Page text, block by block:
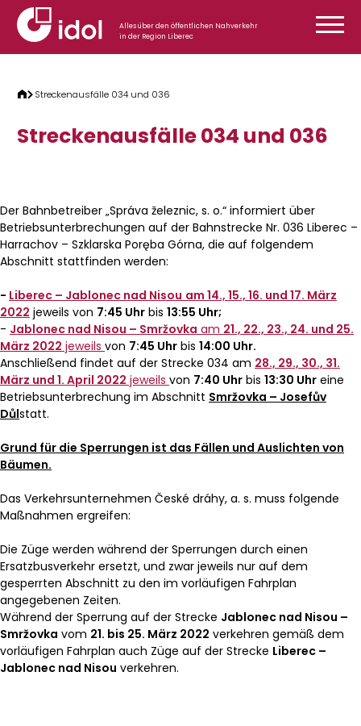
Zum Inhalt springen
Alles über den öffentlichen Nahverkehr
in der Region Liberec
Streckenausfälle 034 und 036
Streckenausfälle 034 und 036
Der Bahnbetreiber „Správa železnic, s. o.“ informiert über
Betriebsunterbrechungen auf der Bahnstrecke Nr. 036 Liberec –
Harrachov – Szklarska Poręba Górna, die auf folgendem
Abschnitt stattfinden werden:
- Liberec – Jablonec nad Nisou am 14., 15., 16. und 17. März
2022 jeweils von 7:45 Uhr bis 13:55 Uhr;
- Jablonec nad Nisou – Smržovka am 21., 22., 23., 24. und 25.
März 2022 jeweils von 7:45 Uhr bis 14:00 Uhr.
Anschließend findet auf der Strecke 034 am 28., 29., 30., 31.
März und 1. April 2022 jeweils von 7:40 Uhr bis 13:30 Uhr eine
Betriebsunterbrechung im Abschnitt Smržovka – Josefův
Důlstatt.
Grund für die Sperrungen ist das Fällen und Auslichten von
Bäumen.
Das Verkehrsunternehmen České dráhy, a. s. muss folgende
Maßnahmen ergreifen:
Die Züge werden während der Sperrungen durch einen
Ersatzbusverkehr ersetzt, und zwar jeweils nur auf dem
gesperrten Abschnitt zu den im vorläufigen Fahrplan
angegebenen Zeiten.
Während der Sperrung auf der Strecke Jablonec nad Nisou –
Smržovka vom 21. bis 25. März 2022 verkehren gemäß dem
vorläufigen Fahrplan auch Züge auf der Strecke Liberec –
Jablonec nad Nisou verkehren.